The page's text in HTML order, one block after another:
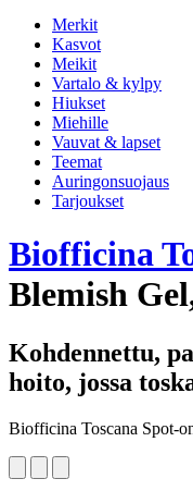
Merkit
Kasvot
Meikit
Vartalo & kylpy
Hiukset
Miehille
Vauvat & lapset
Teemat
Auringonsuojaus
Tarjoukset
Biofficina
Blemish
Kohdennettu,
hoito, jossa
Biofficina Toscana Spot-